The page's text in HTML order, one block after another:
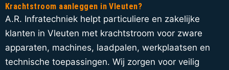
Krachtstroom aanleggen in Vleuten?
A.R. Infratechniek helpt particuliere en zakelijke
klanten in Vleuten met krachtstroom voor zware
apparaten, machines, laadpalen, werkplaatsen en
technische toepassingen. Wij zorgen voor veilig